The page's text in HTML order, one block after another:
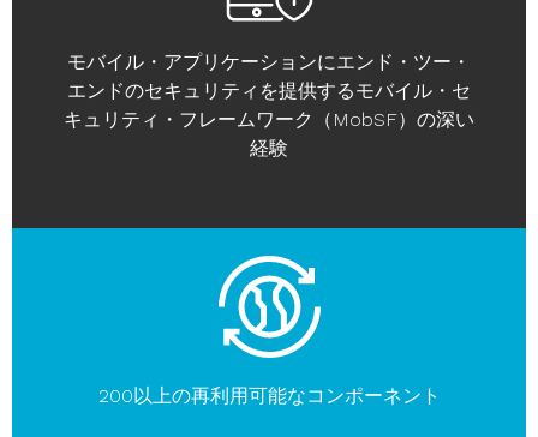
200以上の再利用可能なコンポーネント
モバイル・アプリケーションにエンド・ツー・
エンドのセキュリティを提供するモバイル・セ
キュリティ・フレームワーク（MobSF）の深い
経験